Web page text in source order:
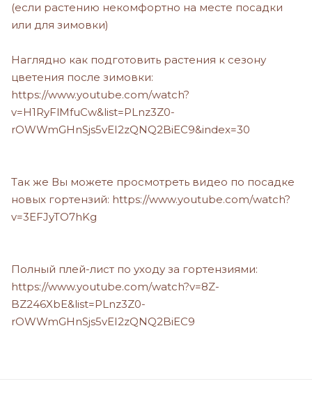
(если растению некомфортно на месте посадки
или для зимовки)
Наглядно как подготовить растения к сезону
цветения после зимовки:
https://www.youtube.com/watch?
v=H1RyFlMfuCw&list=PLnz3Z0-
rOWWmGHnSjs5vEI2zQNQ2BiEC9&index=30
Так же Вы можете просмотреть видео по посадке
новых гортензий: https://www.youtube.com/watch?
v=3EFJyTO7hKg
Полный плей-лист по уходу за гортензиями:
https://www.youtube.com/watch?v=8Z-
BZ246XbE&list=PLnz3Z0-
rOWWmGHnSjs5vEI2zQNQ2BiEC9